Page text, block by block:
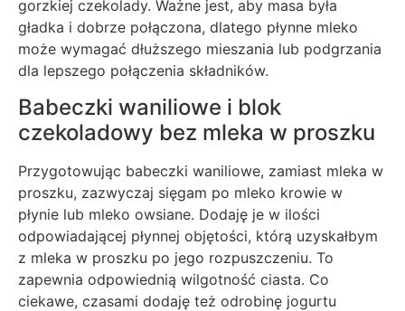
gorzkiej czekolady. Ważne jest, aby masa była
gładka i dobrze połączona, dlatego płynne mleko
może wymagać dłuższego mieszania lub podgrzania
dla lepszego połączenia składników.
Babeczki waniliowe i blok
czekoladowy bez mleka w proszku
Przygotowując babeczki waniliowe, zamiast mleka w
proszku, zazwyczaj sięgam po mleko krowie w
płynie lub mleko owsiane. Dodaję je w ilości
odpowiadającej płynnej objętości, którą uzyskałbym
z mleka w proszku po jego rozpuszczeniu. To
zapewnia odpowiednią wilgotność ciasta. Co
ciekawe, czasami dodaję też odrobinę jogurtu